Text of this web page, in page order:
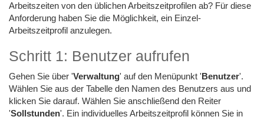
Arbeitszeiten von den üblichen Arbeitszeitprofilen ab? Für diese
Anforderung haben Sie die Möglichkeit, ein Einzel-
Arbeitszeitprofil anzulegen.
Schritt 1: Benutzer aufrufen
Gehen Sie über 'Verwaltung' auf den Menüpunkt 'Benutzer'.
Wählen Sie aus der Tabelle den Namen des Benutzers aus und
klicken Sie darauf. Wählen Sie anschließend den Reiter
'Sollstunden'. Ein individuelles Arbeitszeitprofil können Sie in